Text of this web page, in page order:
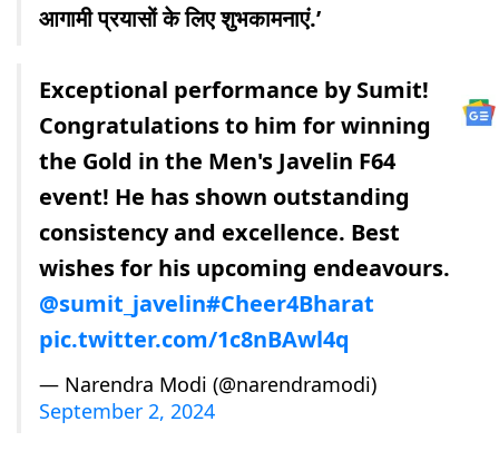
आगामी प्रयासों के लिए शुभकामनाएं.’
Exceptional performance by Sumit!
Congratulations to him for winning
the Gold in the Men's Javelin F64
event! He has shown outstanding
consistency and excellence. Best
wishes for his upcoming endeavours.
@sumit_javelin#Cheer4Bharat
pic.twitter.com/1c8nBAwl4q
— Narendra Modi (@narendramodi)
September 2, 2024